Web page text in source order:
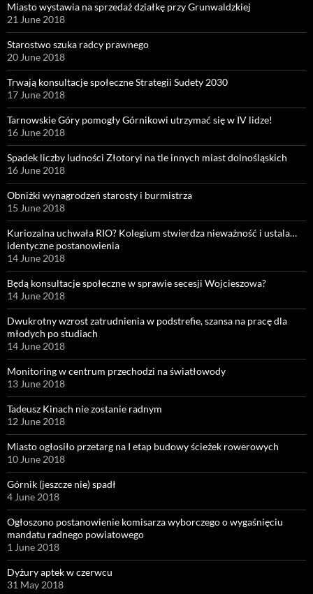
Miasto wystawia na sprzedaż działkę przy Grunwaldzkiej
21 June 2018
Starostwo szuka radcy prawnego
20 June 2018
Trwają konsultacje społeczne Strategii Sudety 2030
17 June 2018
Tarnowskie Góry pomogły Górnikowi utrzymać się w IV lidze!
16 June 2018
Spadek liczby ludności Złotoryi na tle innych miast dolnośląskich
16 June 2018
Obniżki wynagrodzeń starosty i burmistrza
15 June 2018
Kuriozalna uchwała RIO? Kolegium stwierdza nieważność i ustala…
identyczne postanowienia
14 June 2018
Będą konsultacje społeczne w sprawie secesji Wojcieszowa?
14 June 2018
Dwukrotny wzrost zatrudnienia w podstrefie, szansa na pracę dla
młodych po studiach
14 June 2018
Monitoring w centrum przechodzi na światłowody
13 June 2018
Tadeusz Kinach nie zostanie radnym
12 June 2018
Miasto ogłosiło przetarg na I etap budowy ścieżek rowerowych
10 June 2018
Górnik (jeszcze nie) spadł
4 June 2018
Ogłoszono postanowienie komisarza wyborczego o wygaśnięciu
mandatu radnego powiatowego
1 June 2018
Dyżury aptek w czerwcu
31 May 2018